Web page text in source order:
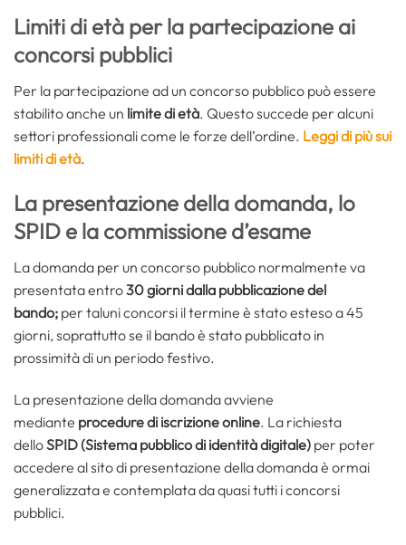
Limiti di età per la partecipazione ai
concorsi pubblici
Per la partecipazione ad un concorso pubblico può essere
stabilito anche un limite di età. Questo succede per alcuni
settori professionali come le forze dell’ordine. Leggi di più sui
limiti di età.
La presentazione della domanda, lo
SPID e la commissione d’esame
La domanda per un concorso pubblico normalmente va
presentata entro30 giorni dalla pubblicazione del
bando; per taluni concorsi il termine è stato esteso a 45
giorni, soprattutto se il bando è stato pubblicato in
prossimità di un periodo festivo.
La presentazione della domanda avviene
mediante procedure di iscrizione online. La richiesta
delloSPID(Sistema pubblico di identità digitale) per poter
accedere al sito di presentazione della domanda è ormai
generalizzata e contemplata da quasi tutti i concorsi
pubblici.